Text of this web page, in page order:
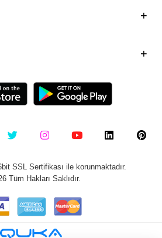
SSL Sertifikası ile korunmaktadır.
Tüm Hakları Saklıdır.